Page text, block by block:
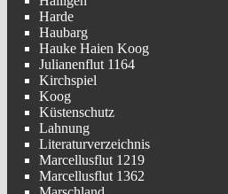
Harde
Haubarg
Hauke Haien Koog
Julianenflut 1164
Kirchspiel
Koog
Küstenschutz
Lahnung
Literaturverzeichnis
Marcellusflut 1219
Marcellusflut 1362